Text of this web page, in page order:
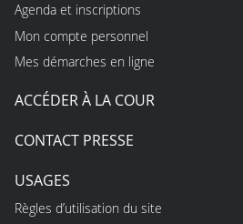
Agenda et inscriptions
Mon compte personnel
Mes démarches en ligne
ACCÉDER À LA COUR
CONTACT PRESSE
USAGES
Règles d’utilisation du site